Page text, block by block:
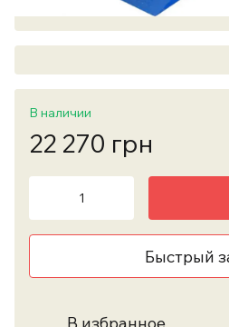
В наличии
22 270 грн
Быстрый